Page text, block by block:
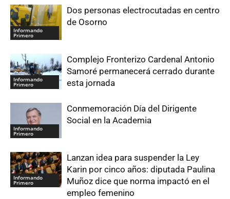
Informando
Primero
Dos personas electrocutadas en centro
de Osorno
Informando
Primero
Complejo Fronterizo Cardenal Antonio
Samoré permanecerá cerrado durante
esta jornada
Informando
Primero
Conmemoración Día del Dirigente
Social en la Academia
Informando
Primero
Lanzan idea para suspender la Ley
Karin por cinco años: diputada Paulina
Muñoz dice que norma impactó en el
empleo femenino